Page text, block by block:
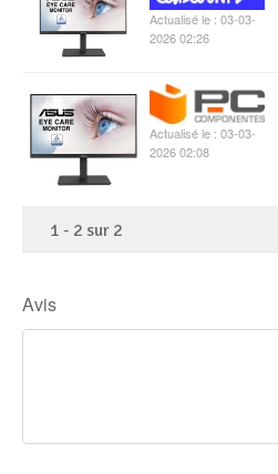
Actualisé le : 03-03-
2026 02:26
Actualisé le : 03-03-
2026 02:08
1 - 2 sur 2
Avis